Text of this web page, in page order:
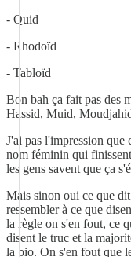
- Quid
- Rhodoïd
- Tabloïd
Bon bah ça fait pas des
Hassid, Muid,
J'ai pas l'impression que
nom féminin qui
les gens savent que ça
Mais sinon oui ce que
ressembler à ce que
la règle on s'en fout, ce
disent le truc et la
la bio. On s'en fout que